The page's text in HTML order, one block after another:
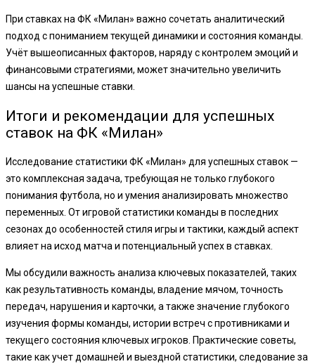
При ставках на ФК «Милан» важно сочетать аналитический
подход с пониманием текущей динамики и состояния команды.
Учёт вышеописанных факторов, наряду с контролем эмоций и
финансовыми стратегиями, может значительно увеличить
шансы на успешные ставки.
Итоги и рекомендации для успешных
ставок на ФК «Милан»
Исследование статистики ФК «Милан» для успешных ставок —
это комплексная задача, требующая не только глубокого
понимания футбола, но и умения анализировать множество
переменных. От игровой статистики команды в последних
сезонах до особенностей стиля игры и тактики, каждый аспект
влияет на исход матча и потенциальный успех в ставках.
Мы обсудили важность анализа ключевых показателей, таких
как результативность команды, владение мячом, точность
передач, нарушения и карточки, а также значение глубокого
изучения формы команды, истории встреч с противниками и
текущего состояния ключевых игроков. Практические советы,
такие как учет домашней и выездной статистики, следование за